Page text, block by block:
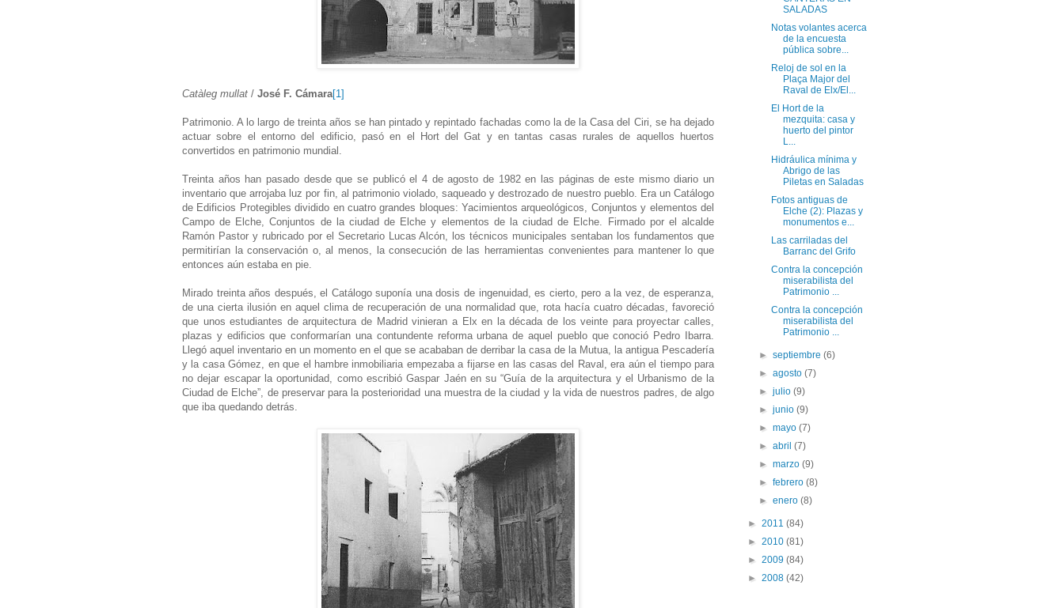
Catàleg mullat / José F. Cámara[1]
Patrimonio. A lo largo de treinta años se han pintado y repintado fachadas como la de la Casa del Ciri, se ha dejado
actuar sobre el entorno del edificio, pasó en el Hort del Gat y en tantas casas rurales de aquellos huertos
convertidos en patrimonio mundial.
Treinta años han pasado desde que se publicó el 4 de agosto de 1982 en las páginas de este mismo diario un
inventario que arrojaba luz por fin, al patrimonio violado, saqueado y destrozado de nuestro pueblo. Era un Catálogo
de Edificios Protegibles dividido en cuatro grandes bloques: Yacimientos arqueológicos, Conjuntos y elementos del
Campo de Elche, Conjuntos de la ciudad de Elche y elementos de la ciudad de Elche. Firmado por el alcalde
Ramón Pastor y rubricado por el Secretario Lucas Alcón, los técnicos municipales sentaban los fundamentos que
permitirían la conservación o, al menos, la consecución de las herramientas convenientes para mantener lo que
entonces aún estaba en pie.
Mirado treinta años después, el Catálogo suponía una dosis de ingenuidad, es cierto, pero a la vez, de esperanza,
de una cierta ilusión en aquel clima de recuperación de una normalidad que, rota hacía cuatro décadas, favoreció
que unos estudiantes de arquitectura de Madrid vinieran a Elx en la década de los veinte para proyectar calles,
plazas y edificios que conformarían una contundente reforma urbana de aquel pueblo que conoció Pedro Ibarra.
Llegó aquel inventario en un momento en el que se acababan de derribar la casa de la Mutua, la antigua Pescadería
y la casa Gómez, en que el hambre inmobiliaria empezaba a fijarse en las casas del Raval, era aún el tiempo para
no dejar escapar la oportunidad, como escribió Gaspar Jaén en su “Guía de la arquitectura y el Urbanismo de la
Ciudad de Elche”, de preservar para la posterioridad una muestra de la ciudad y la vida de nuestros padres, de algo
que iba quedando detrás.
SALADAS
Notas volantes acerca
de la encuesta
pública sobre...
Reloj de sol en la
Plaça Major del
Raval de Elx/El...
El Hort de la
mezquita: casa y
huerto del pintor
L...
Hidráulica mínima y
Abrigo de las
Piletas en Saladas
Fotos antiguas de
Elche (2): Plazas y
monumentos e...
Las carriladas del
Barranc del Grifo
Contra la concepción
miserabilista del
Patrimonio ...
Contra la concepción
miserabilista del
Patrimonio ...
►septiembre(6)
►agosto(7)
►julio(9)
►junio(9)
►mayo(7)
►abril(7)
►marzo(9)
►febrero(8)
►enero(8)
► 2011 (84)
► 2010 (81)
► 2009 (84)
► 2008 (42)